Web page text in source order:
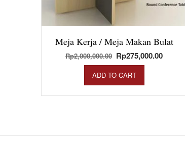
Meja Kerja / Meja Makan Bulat
Rp2,000,000.00 Original
price
was:
Rp2,000,000.00.
Rp275,000.00Current
ADD TO CART